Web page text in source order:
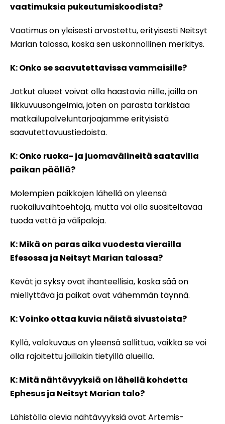
vaatimuksia pukeutumiskoodista?
Vaatimus on yleisesti arvostettu, erityisesti Neitsyt
Marian talossa, koska sen uskonnollinen merkitys.
K: Onko se saavutettavissa vammaisille?
Jotkut alueet voivat olla haastavia niille, joilla on
liikkuvuusongelmia, joten on parasta tarkistaa
matkailupalveluntarjoajamme erityisistä
saavutettavuustiedoista.
K: Onko ruoka- ja juomavälineitä saatavilla
paikan päällä?
Molempien paikkojen lähellä on yleensä
ruokailuvaihtoehtoja, mutta voi olla suositeltavaa
tuoda vettä ja välipaloja.
K: Mikä on paras aika vuodesta vierailla
Efesossa ja Neitsyt Marian talossa?
Kevät ja syksy ovat ihanteellisia, koska sää on
miellyttävä ja paikat ovat vähemmän täynnä.
K: Voinko ottaa kuvia näistä sivustoista?
Kyllä, valokuvaus on yleensä sallittua, vaikka se voi
olla rajoitettu joillakin tietyillä alueilla.
K: Mitä nähtävyyksiä on lähellä kohdetta
Ephesus ja Neitsyt Marian talo?
Lähistöllä olevia nähtävyyksiä ovat Artemis-